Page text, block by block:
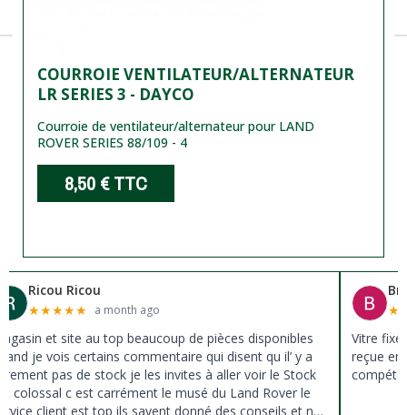
COURROIE VENTILATEUR/ALTERNATEUR
LR SERIES 3 - DAYCO
Courroie de ventilateur/alternateur pour LAND
ROVER SERIES 88/109 - 4
8,50 €TTC
Ricou Ricou
★★★★★ a month ago
et site au top beaucoup de pièces disponibles
je vois certains commentaire qui disent qu il’ y a
pas de stock je les invites à aller voir le Stock
colossal c est carrément le musé du Land Rover le
client est top ils savent donné des conseils et ne
★
Vitre
reçue